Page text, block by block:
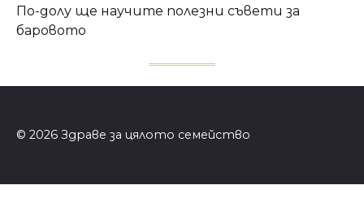
По-долу ще научите полезни съвети за
баровото
© 2026 Здраве за цялото семейство